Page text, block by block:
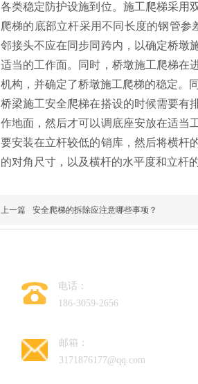
各类稳定防护设施到位。施工爬梯采用
爬梯的底部立杆采用不同长度的钢管
邻接头不应在同步同跨内，以确定桥墩
适当的工作面。同时，桥墩施工爬梯在
机构，并确定了桥墩施工爬梯的稳定。
桥梁施工安全爬梯在搭设的时候需要有
作地面，然后才可以调底座安放在适当
要安装在立杆较低的销库，然后将横杆
的对角尺寸，以及横杆的水平度和立杆
上一篇 安全爬梯的拆除应注意哪些事项？
电话：
186-3059-2656
邮箱：
3171876177@qq.com